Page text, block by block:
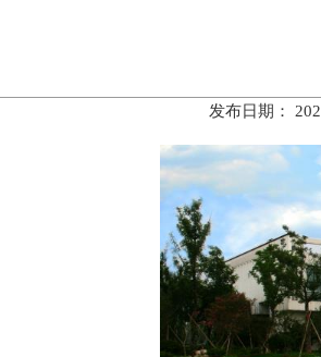
发布日期：